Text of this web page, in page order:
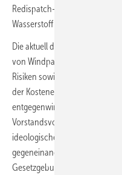
Redispatch-Maßnahmen und
Wasserstoff dann
Die aktuell diskutierte
von Windparks könne
Risiken sowie Ertragsverluste
der Kosteneinsparung und
entgegenwirken", warnen die
Vorstandsvorsitzender von
ideologische Scheuklappen
gegeneinander ausgespielt
Gesetzgebung noch durch